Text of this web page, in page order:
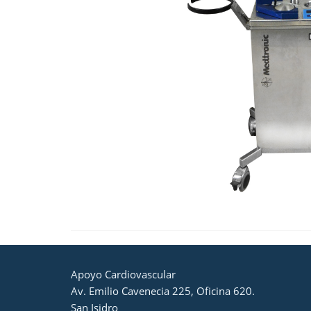
Apoyo Cardiovascular
Av. Emilio Cavenecia 225, Oficina 620.
San Isidro